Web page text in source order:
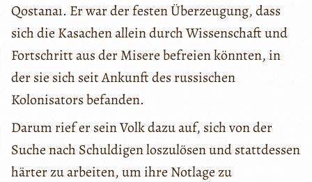
Qostanaı. Er war der festen Überzeugung, dass
sich die Kasachen allein durch Wissenschaft und
Fortschritt aus der Misere befreien könnten, in
der sie sich seit Ankunft des russischen
Kolonisators befanden.
Darum rief er sein Volk dazu auf, sich von der
Suche nach Schuldigen loszulösen und stattdessen
härter zu arbeiten, um ihre Notlage zu